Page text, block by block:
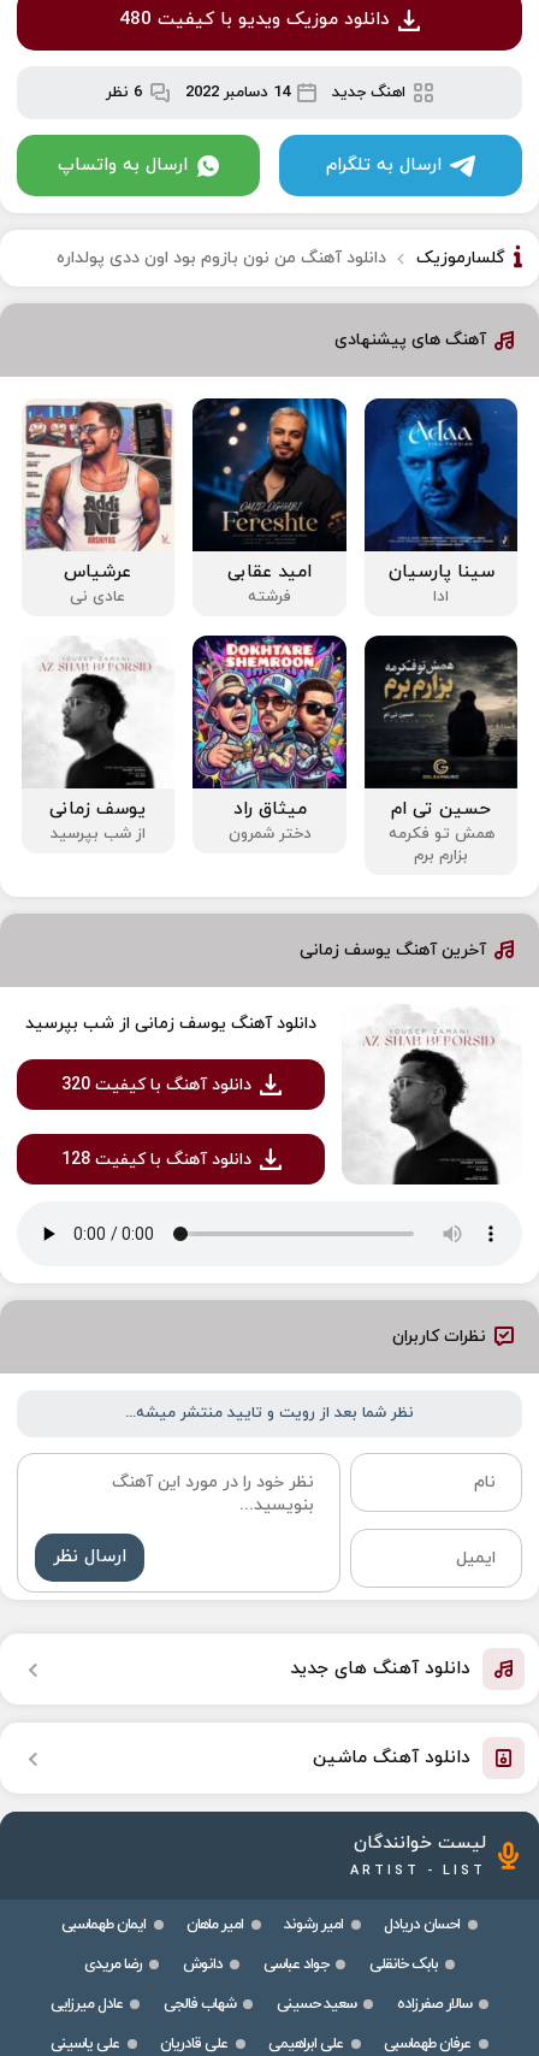
دانلود موزیک ویدیو با کیفیت 480
اهنگ جدید 14 دسامبر 2022 6 نظر
ارسال به تلگرام ارسال به واتساپ
گلسارموزیک دانلود آهنگ من نون بازوم بود اون ددی پولداره
آهنگ های پیشنهادی
سینا پارسیان
ادا
امید عقابی
فرشته
عرشیاس
عادی نی
حسین تی ام
همش تو فکرمه
بزارم برم
میثاق راد
دختر شمرون
یوسف زمانی
از شب بپرسید
آخرین آهنگ یوسف زمانی
دانلود آهنگ یوسف زمانی از شب بپرسید
دانلود آهنگ با کیفیت 320
دانلود آهنگ با کیفیت 128
نظرات کاربران
نظر شما بعد از رویت و تایید منتشر میشه...
ارسال نظر
دانلود آهنگ های جدید
دانلود آهنگ ماشین
لیست خوانندگان
ARTIST - LIST
احسان دریادل امیر رشوند امیر ماهان
ایمان طهماسبی
بابک خانقلی
جواد عباسی دانوش
رضا مریدی
سالار صفرزاده
سعید حسینی شهاب فالجی
عادل میرزایی
عرفان طهماسبی
علی ابراهیمی علی قادریان
علی یاسینی